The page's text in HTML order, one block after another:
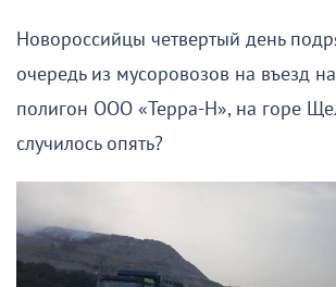
Новороссийцы четвертый день
очередь из мусоровозов на въезд
полигон ООО «Терра-Н», на горе
случилось опять?